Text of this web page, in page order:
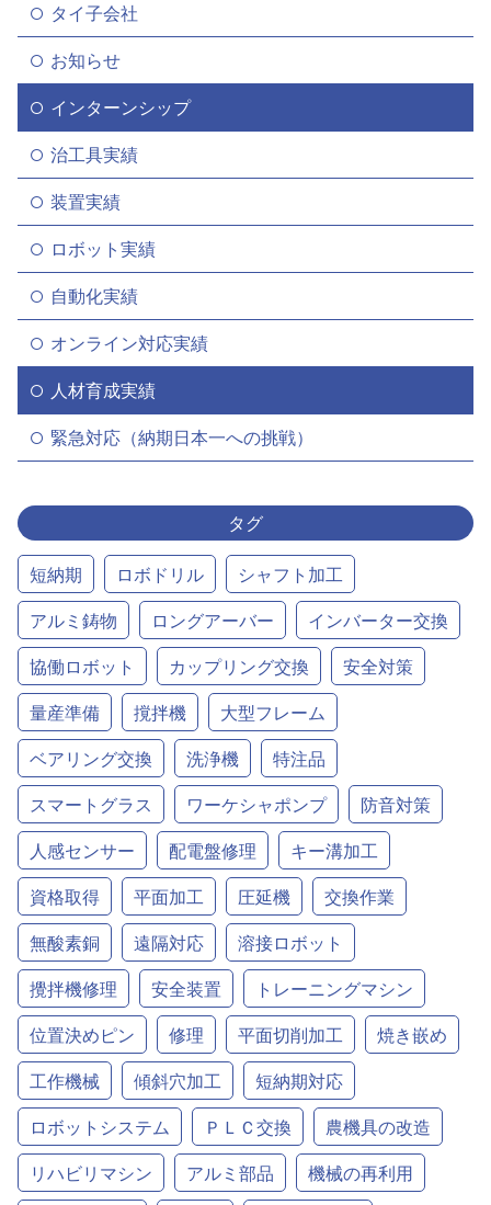
タイ子会社
お知らせ
インターンシップ
治工具実績
装置実績
ロボット実績
自動化実績
オンライン対応実績
人材育成実績
緊急対応（納期日本一への挑戦）
タグ
短納期 ロボドリル
シャフト加工
アルミ鋳物
ロングアーバー
インバーター交換
協働ロボット
カップリング交換
安全対策
量産準備
撹拌機
大型フレーム
ベアリング交換
洗浄機
特注品
スマートグラス
ワーケシャポンプ
防音対策
人感センサー
配電盤修理
キー溝加工
資格取得
平面加工 圧延機
交換作業
無酸素銅
遠隔対応
溶接ロボット
攪拌機修理
安全装置
トレーニングマシン
位置決めピン
修理 平面切削加工
焼き嵌め
工作機械
傾斜穴加工
短納期対応
ロボットシステム
ＰＬＣ交換
農機具の改造
リハビリマシン
アルミ部品
機械の再利用